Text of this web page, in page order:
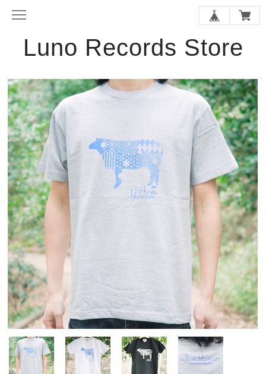
Luno Records Store